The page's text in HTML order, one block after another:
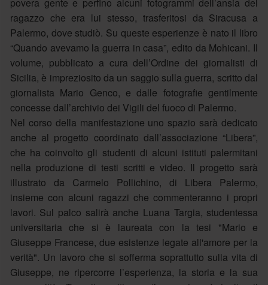
ragazzo che era lui stesso, trasferitosi da Siracusa a
Palermo, dove studiò. Su queste esperienze è nato il libro
“Quando avevamo la guerra in casa”, edito da Mohicani. Il
volume, pubblicato a cura dell’Ordine dei giornalisti di
Sicilia, è impreziosito da un saggio sulla guerra, scritto dal
giornalista Mario Genco, e dalle fotografie gentilmente
concesse dall’archivio dei Vigili del fuoco di Palermo.
Nel corso della manifestazione uno spazio sarà dedicato
anche al progetto coordinato dall’associazione “Libera”,
che ha coinvolto gli studenti di alcuni istituti palermitani
nella produzione di testi scritti e video. Il progetto sarà
illustrato da Carmelo Pollichino, di Libera Palermo,
insieme con alcuni ragazzi che commenteranno i propri
lavori. Sul palco salirà anche Luana Targia, studentessa
universitaria che si è laureata con la tesi "Mario e
Giuseppe Francese, due esistenze legate all'amore per la
verità". Un lavoro che si sofferma soprattutto sulla vita di
Giuseppe, ne ripercorre l’esperienza, la storia e la sua